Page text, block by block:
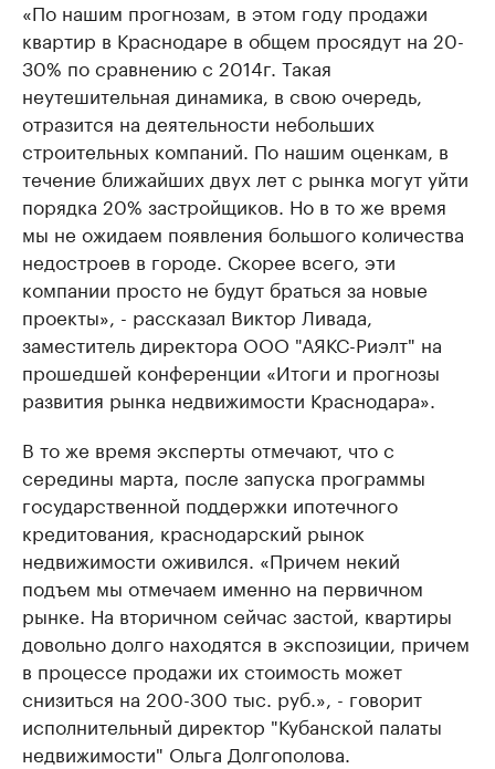
«По нашим прогнозам, в этом году продажи
квартир в Краснодаре в общем просядут на 20-
30% по сравнению с 2014г. Такая
неутешительная динамика, в свою очередь,
отразится на деятельности небольших
строительных компаний. По нашим оценкам, в
течение ближайших двух лет с рынка могут уйти
порядка 20% застройщиков. Но в то же время
мы не ожидаем появления большого количества
недостроев в городе. Скорее всего, эти
компании просто не будут браться за новые
проекты», - рассказал Виктор Ливада,
заместитель директора ООО "АЯКС-Риэлт" на
прошедшей конференции «Итоги и прогнозы
развития рынка недвижимости Краснодара».
В то же время эксперты отмечают, что с
середины марта, после запуска программы
государственной поддержки ипотечного
кредитования, краснодарский рынок
недвижимости оживился. «Причем некий
подъем мы отмечаем именно на первичном
рынке. На вторичном сейчас застой, квартиры
довольно долго находятся в экспозиции, причем
в процессе продажи их стоимость может
снизиться на 200-300 тыс. руб.», - говорит
исполнительный директор "Кубанской палаты
недвижимости" Ольга Долгополова.